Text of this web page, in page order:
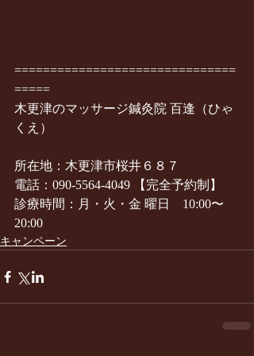
===============================
=====
木更津のマッサージ鍼灸院 百逢（ひゃ
くえ）
所在地：木更津市桜井６８７
電話：090-5564-4049 【完全予約制】
診療時間：月・火・金 曜日　10:00〜
20:00
キャンペーン